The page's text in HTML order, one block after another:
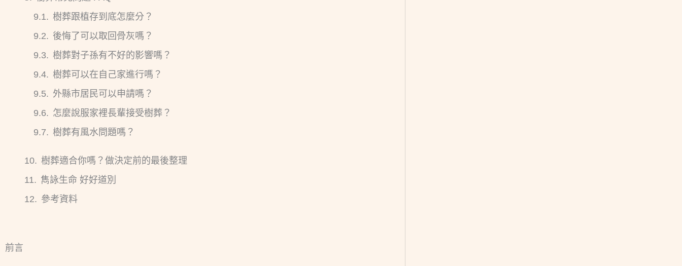
樹葬跟植存到底怎麼分？
後悔了可以取回骨灰嗎？
樹葬對子孫有不好的影響嗎？
樹葬可以在自己家進行嗎？
外縣市居民可以申請嗎？
怎麼說服家裡長輩接受樹葬？
樹葬有風水問題嗎？
樹葬適合你嗎？做決定前的最後整理
雋詠生命 好好道別
參考資料
前言